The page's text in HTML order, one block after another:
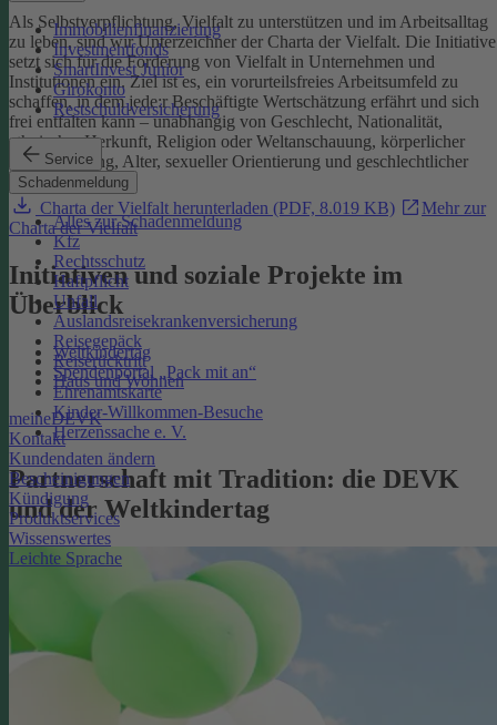
Immobilienfinanzierung
Investmentfonds
SmartInvest Junior
Girokonto
Restschuldversicherung
Service
Schadenmeldung
Alles zur Schadenmeldung
Kfz
Rechtsschutz
Haftpflicht
Unfall
Auslandsreisekrankenversicherung
Reisegepäck
Reiserücktritt
Haus und Wohnen
meineDEVK
Kontakt
Kundendaten ändern
Bescheinigungen
Kündigung
Produktservices
Wissenswertes
Leichte Sprache
Als Selbstverpflichtung, Vielfalt zu unterstützen und im Arbeitsalltag
zu leben, sind wir Unterzeichner der Charta der Vielfalt. Die Initiative
setzt sich für die Förderung von Vielfalt in Unternehmen und
Institutionen ein.Ziel ist es, ein vorurteilsfreies Arbeitsumfeld zu
schaffen, in dem jede:r Beschäftigte Wertschätzung erfährt und sich
frei entfalten kann – unabhängig von Geschlecht, Nationalität,
ethnischer Herkunft, Religion oder Weltanschauung, körperlicher
Einschränkung, Alter, sexueller Orientierung und geschlechtlicher
Identität.
Charta der Vielfalt herunterladen (PDF, 8.019 KB)
Mehr zur
Charta der Vielfalt
Initiativen und soziale Projekte im
Überblick
Weltkindertag
Spendenportal „Pack mit an“
Ehrenamtskarte
Kinder-Willkommen-Besuche
Herzenssache e. V.
Partnerschaft mit Tradition: die DEVK
und der Weltkindertag